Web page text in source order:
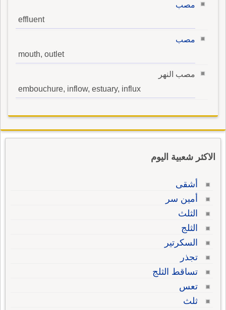
مصب
effluent
مصب
mouth, outlet
مصب النهر
embouchure, inflow, estuary, influx
الاكثر شعبية اليوم
أشقى
أمين سر
الثلث
الثلج
السكرتير
تجذر
تساقط الثلج
تعس
ثلث